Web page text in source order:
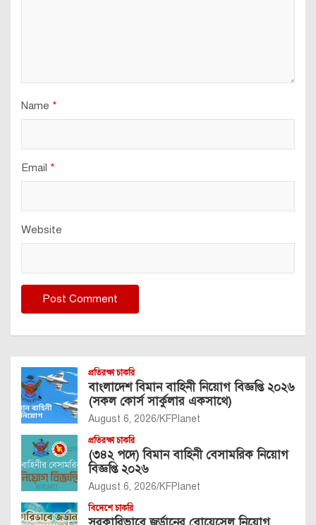
Name *
Email *
Website
প্রতিরক্ষা চাকরি
বাংলাদেশ বিমান বাহিনী নিয়োগ বিজ্ঞপ্তি ২০২৬
(সকল কোর্স সার্কুলার একসাথে)
August 6, 2026 KFPlanet
প্রতিরক্ষা চাকরি
(৩৪২ পদে) বিমান বাহিনী বেসামরিক নিয়োগ
বিজ্ঞপ্তি ২০২৬
August 6, 2026 KFPlanet
বিদেশে চাকরি